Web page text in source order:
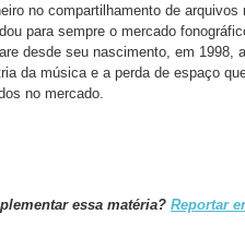
no compartilhamento de arquivos
para sempre o mercado
desde seu nascimento, em 1998,
da música e a perda de espaço
no mercado.
essa matéria? Reportar